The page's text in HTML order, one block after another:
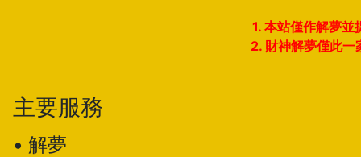
1. 本站僅作解夢並
2. 財神解夢僅此一
主要服務
• 解夢